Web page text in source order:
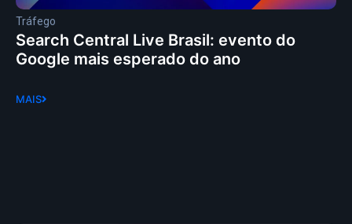
Tráfego
Search Central Live Brasil: evento do
Google mais esperado do ano
MAIS